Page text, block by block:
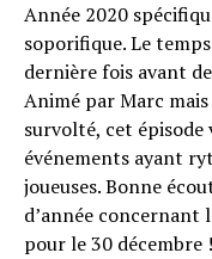
Année 2020
soporifique. Le
dernière fois avant
Animé par Marc
survolté, cet épisode
événements ayant
joueuses. Bonne
d’année concernant
pour le 30 décembre !